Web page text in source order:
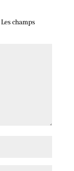
Les champs